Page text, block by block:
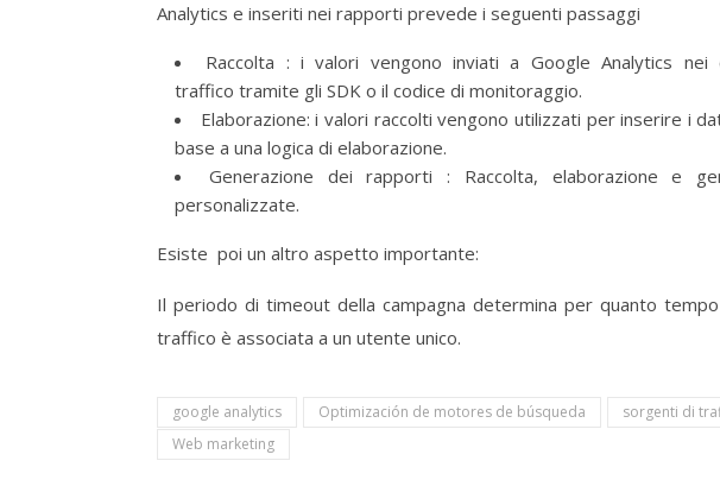
Analytics e inseriti nei rapporti prevede i seguenti passaggi
Raccolta : i valori vengono inviati a Google Analytics
traffico tramite gli SDK o il codice di monitoraggio.
Elaborazione: i valori raccolti vengono utilizzati per inserire i
base a una logica di elaborazione.
Generazione dei rapporti : Raccolta, elaborazione e
personalizzate.
Esiste poi un altro aspetto importante:
Il periodo di timeout della campagna determina per quanto
traffico è associata a un utente unico.
google analytics Optimización de motores de búsqueda sorgenti di
Web marketing